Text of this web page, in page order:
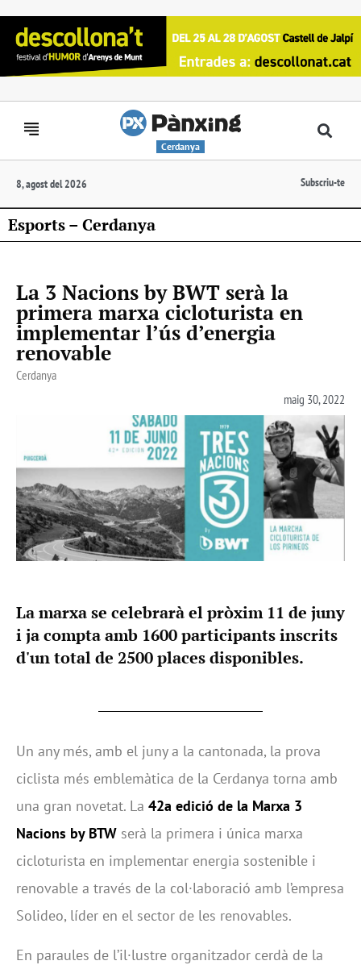
Cerdanya
8, agost del 2026 Subscriu-te
Esports – Cerdanya
La 3 Nacions by BWT serà la
primera marxa cicloturista en
implementar l’ús d’energia
renovable
Cerdanya
maig 30, 2022
La marxa se celebrarà el pròxim 11 de juny
i ja compta amb 1600 participants inscrits
d'un total de 2500 places disponibles.
Un any més, amb el juny a la cantonada, la prova
ciclista més emblemàtica de la Cerdanya torna amb
una gran novetat. La 42a edició de la Marxa 3
Nacions by BTW serà la primera i única marxa
cicloturista en implementar energia sostenible i
renovable a través de la col·laboració amb l’empresa
Solideo, líder en el sector de les renovables.
En paraules de l’il·lustre organitzador cerdà de la